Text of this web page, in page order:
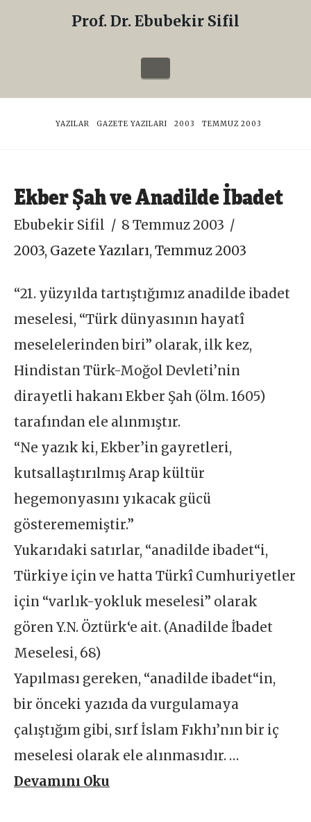
Sifil
Prof. Dr. Ebubekir Sifil
Navigation
HOME
YAZILAR GAZETE YAZILARI 2003 TEMMUZ 2003
Ekber Şah ve Anadilde İbadet
Ebubekir Sifil
8 Temmuz 2003
2003, Gazete Yazıları,Temmuz 2003
“21. yüzyılda tartıştığımız anadilde ibadet
meselesi, “Türk dünyasının hayatî
meselelerinden biri” olarak, ilk kez,
Hindistan Türk-Moğol Devleti’nin
dirayetli hakanı Ekber Şah (ölm. 1605)
tarafından ele alınmıştır.
“Ne yazık ki, Ekber’in gayretleri,
kutsallaştırılmış Arap kültür
hegemonyasını yıkacak gücü
gösterememiştir.”
Yukarıdaki satırlar, “anadilde ibadet“i,
Türkiye için ve hatta Türkî Cumhuriyetler
için “varlık-yokluk meselesi” olarak
gören Y.N. Öztürk‘e ait. (Anadilde İbadet
Meselesi, 68)
Yapılması gereken, “anadilde ibadet“in,
bir önceki yazıda da vurgulamaya
çalıştığım gibi, sırf İslam Fıkhı’nın bir iç
meselesi olarak ele alınmasıdır. …
Devamını Oku